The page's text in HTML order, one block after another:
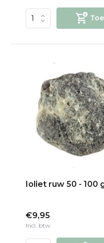
Ioliet ruw 50 - 100
€9,95
Incl. btw